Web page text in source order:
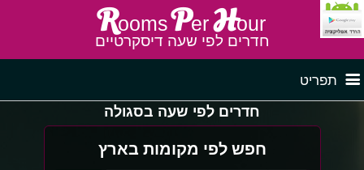
Rooms PerHour
חדרים לפי שעה דיסקרטיים
תפריט
חדרים לפי שעה בסגולה
חפש לפי מקומות בארץ